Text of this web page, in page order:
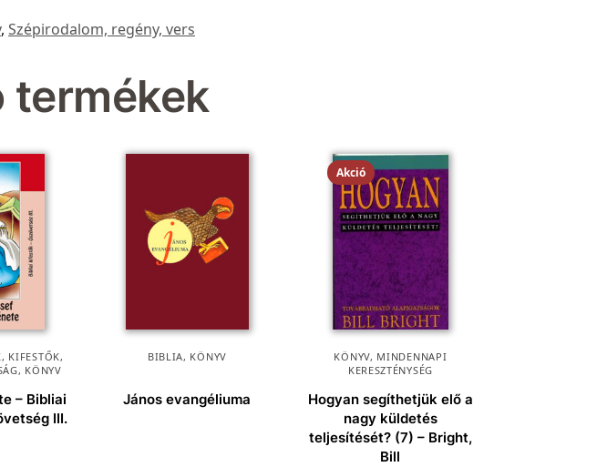
,Szépirodalom, regény, vers
termékek
KIFESTŐK,
, KÖNYV
– Bibliai
III.
BIBLIA, KÖNYV
János evangéliuma
Akció
KÖNYV, MINDENNAPI
KERESZTÉNYSÉG
Hogyan segíthetjük elő a
nagy küldetés
teljesítését? (7) – Bright,
Bill